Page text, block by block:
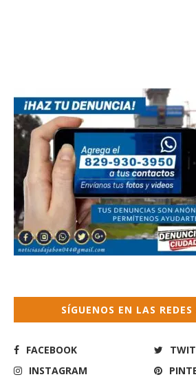
SÍGUENOS EN LAS REDES
FACEBOOK
INSTAGRAM